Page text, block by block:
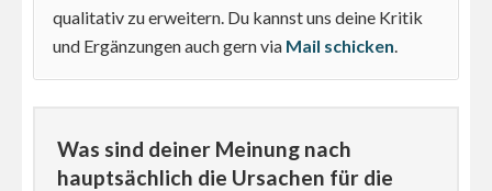
qualitativ zu erweitern. Du kannst uns deine Kritik
und Ergänzungen auch gern via Mail schicken
Was sind deiner Meinung nach
hauptsächlich die Ursachen für die